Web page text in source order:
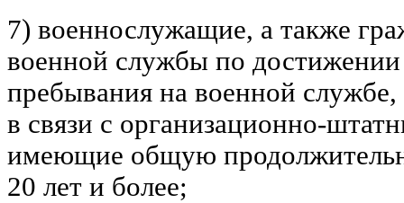
7) военнослужащие, а также
военной службы по достижении
пребывания на военной
в связи с организационно-
имеющие общую
20 лет и более;